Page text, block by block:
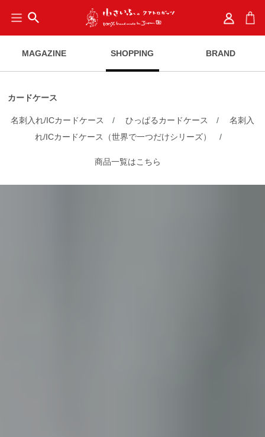
search
MAGAZINE SHOPPING BRAND
カードケース
名刺入れ/ICカードケース / ひっぱるカードケース / 名刺入
れ/ICカードケース（世界で一つだけシリーズ）
/
商品一覧はこちら